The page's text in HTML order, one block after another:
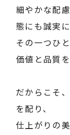
細やかな配
態にも誠実
その一つひ
価値と品質
だからこそ
を配り、
仕上がりの